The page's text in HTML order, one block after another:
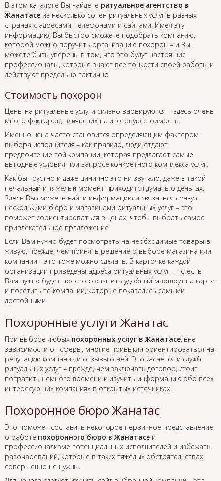
В этом каталоге Вы найдете ритуальное агентство в
Жанатасе из несколько сотен ритуальных услуг в разных
странах с адресами, телефонами и сайтами. Имея эту
информацию, Вы быстро сможете подобрать компанию,
которой можно поручить организацию похорон – и Вы
можете быть уверены в том, что это будут настоящие
профессионалы, которые знают все тонкости своей работы и
действуют предельно тактично.
Стоимость похорон
Цены на ритуальные услуги сильно варьируются – здесь очень
много факторов, влияющих на итоговую стоимость.
Именно цена часто становится определяющим фактором
выбора исполнителя – как правило, люди отдают
предпочтение той компании, которая предлагает самые
выгодные условия при запросе конкретного комплекса услуг.
Как бы грустно и даже цинично это ни звучало, даже в такой
печальный и тяжелый момент приходится думать о деньгах.
Здесь Вы сможете найти информацию и связаться сразу с
несколькими бюро и магазинами ритуальных услуг – это
поможет сориентироваться в ценах, чтобы выбрать самое
привлекательное предложение.
Если Вам нужно будет посмотреть на необходимые товары в
живую, прежде, чем принять решение о выборе магазина или
компании – это тоже можно сделать. В карточке каждой
организации приведены адреса ритуальных услуг – то есть
Вам нужно будет просто составить удобный маршрут на карте
и посетить те компании, которые показались самыми
достойными.
Похоронные услуги Жанатас
При выборе любых похоронных услуг в Жанатасе, вне
зависимости от сферы, многие привыкли ориентироваться на
репутацию компании и отзывы о ней. Это касается и служб
ритуальных услуг – прежде, чем заключать договор, стоит
потратить немного времени и изучить информацию обо всех
интересующих компаниях в открытых источниках.
Похоронное бюро Жанатас
Это поможет составить некоторое первичное представление
о работе похоронного бюро в Жанатасе и
профессионализме потенциальных исполнителей и избежать
разочарований, которые в таких тяжелых обстоятельствах
совершенно не нужны.